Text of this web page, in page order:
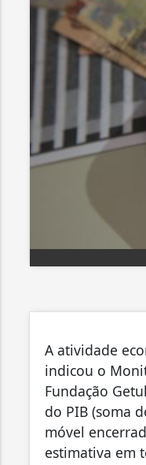
A atividade
indicou o
Fundação
do PIB (soma
móvel
estimativa em